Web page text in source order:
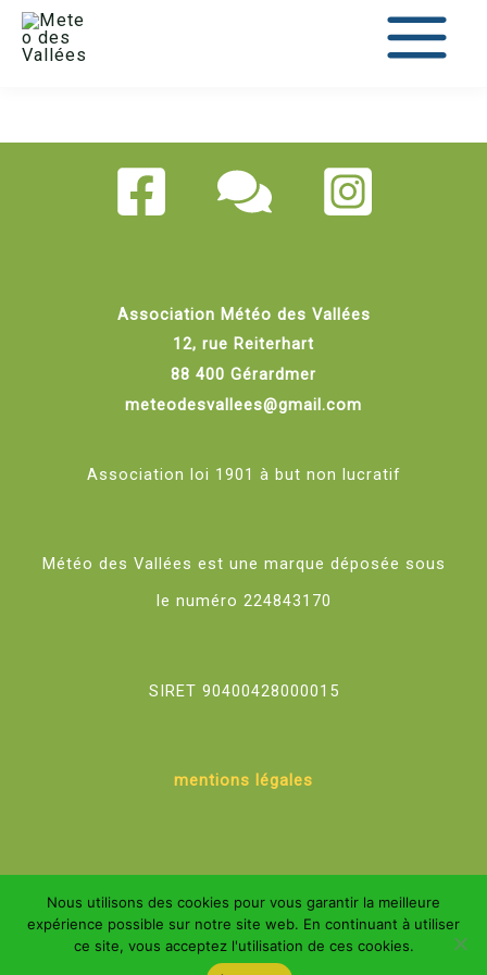
contenu
Association Météo des Vallées
12, rue Reiterhart
88 400 Gérardmer
meteodesvallees@gmail.com
Association loi 1901 à but non lucratif
Météo des Vallées est une marque déposée sous
le numéro 224843170
SIRET 90400428000015
mentions légales
Météo des Vallées ©2026
Nous utilisons des cookies pour vous garantir la meilleure
expérience possible sur notre site web. En continuant à utiliser
ce site, vous acceptez l'utilisation de ces cookies.